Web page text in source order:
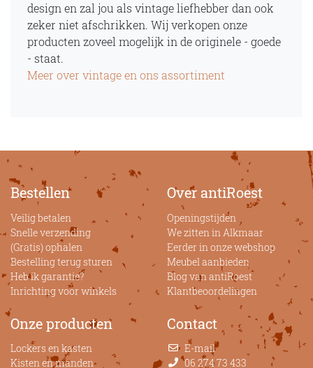
design en zal jou als vintage liefhebber dan ook
zeker niet afschrikken. Wij verkopen onze
producten zoveel mogelijk in de originele - goede
- staat.
Meer over vintage en ons assortiment
Bestellen
Veilig betalen
Snelle verzending
(Gratis) ophalen
Bestelling terug sturen
Heb ik garantie?
Inrichting voor winkels
Over antiRoest
Openingstijden
We zitten in Alkmaar
Eerder in onze webshop
Meubel aanbieden
Blog van antiRoest
Klantbeoordelingen
Onze producten
Lockers en kasten
Kisten en manden
Contact
E-mail
06 274 73 433